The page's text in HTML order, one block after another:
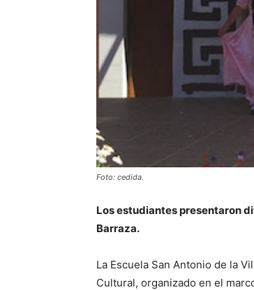
Foto: cedida.
Los estudiantes presentaron
Barraza.
La Escuela San Antonio de la
Cultural, organizado en el